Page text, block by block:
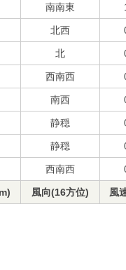
南南東
北西
北
西南西
南西
静穏
静穏
西南西
風向(16方位) 風